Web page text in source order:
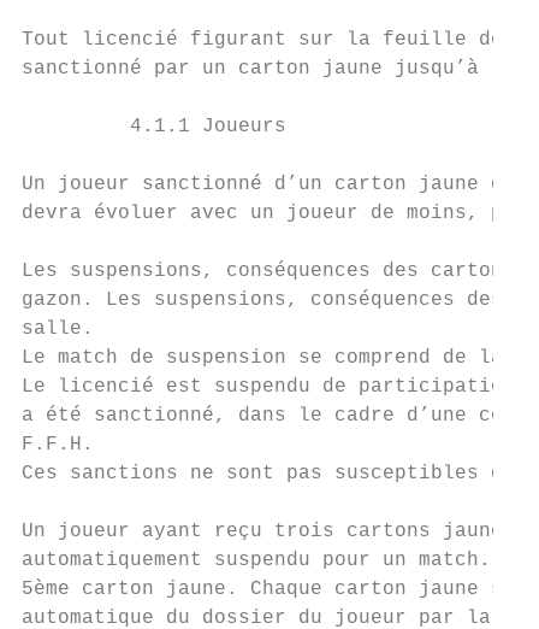
Tout licencié figurant sur la feuille de
sanctionné par un carton jaune jusqu’à
         4.1.1 Joueurs
Un joueur sanctionné d’un carton jaune
devra évoluer avec un joueur de moins,
Les suspensions, conséquences des
gazon. Les suspensions, conséquences
salle.
Le match de suspension se comprend de la
Le licencié est suspendu de
a été sanctionné, dans le cadre d’une
F.F.H.
Ces sanctions ne sont pas susceptibles
Un joueur ayant reçu trois cartons
automatiquement suspendu pour un match.
5ème carton jaune. Chaque carton jaune
automatique du dossier du joueur par la